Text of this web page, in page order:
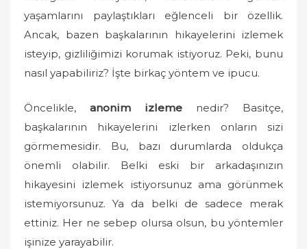
e
d
yaşamlarını paylaştıkları eğlenceli bir özellik.
Ancak, bazen başkalarının hikayelerini izlemek
isteyip, gizliliğimizi korumak istiyoruz. Peki, bunu
nasıl yapabiliriz? İşte birkaç yöntem ve ipucu.
Öncelikle, anonim izleme nedir? Basitçe,
başkalarının hikayelerini izlerken onların sizi
görmemesidir. Bu, bazı durumlarda oldukça
önemli olabilir. Belki eski bir arkadaşınızın
hikayesini izlemek istiyorsunuz ama görünmek
istemiyorsunuz. Ya da belki de sadece merak
ettiniz. Her ne sebep olursa olsun, bu yöntemler
işinize yarayabilir.